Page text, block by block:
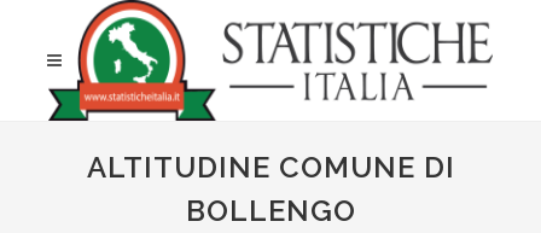
ALTITUDINE COMUNE DI
BOLLENGO